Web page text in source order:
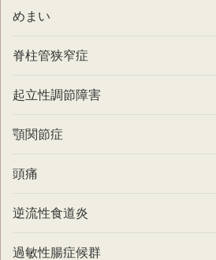
めまい
脊柱管狭窄症
起立性調節障害
顎関節症
頭痛
逆流性食道炎
過敏性腸症候群